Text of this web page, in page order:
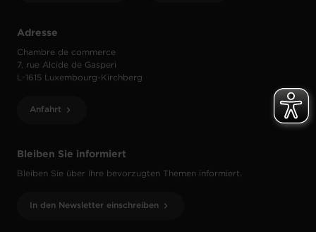
Bleiben Sie informiert
Bleiben Sie über Ihre bevorzugten Themen informiert.
In den Newsletter einschreiben
Adresse
Chambre de commerce
7, rue Alcide de Gasperi
L-1615 Luxembourg-Kirchberg
Anfahrt